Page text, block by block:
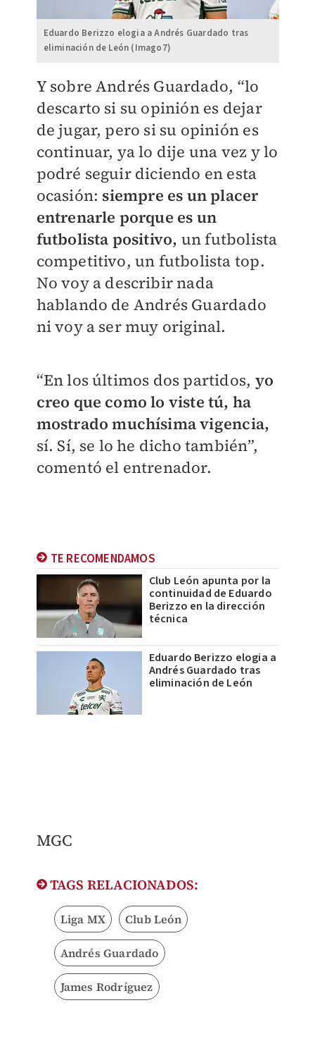
Eduardo Berizzo elogia a Andrés Guardado tras
eliminación de León (Imago7)
Y sobre Andrés Guardado, “lo
descarto si su opinión es dejar
de jugar, pero si su opinión es
continuar, ya lo dije una vez y lo
podré seguir diciendo en esta
ocasión: siempre es un placer
entrenarle porque es un
futbolista positivo, un futbolista
competitivo, un futbolista top.
No voy a describir nada
hablando de Andrés Guardado
ni voy a ser muy original.
“En los últimos dos partidos, yo
creo que como lo viste tú, ha
mostrado muchísima vigencia,
sí. Sí, se lo he dicho también”,
comentó el entrenador.
TE RECOMENDAMOS
Club León apunta por la
continuidad de Eduardo
Berizzo en la dirección
técnica
Eduardo Berizzo elogia a
Andrés Guardado tras
eliminación de León
MGC
TAGS RELACIONADOS:
Liga MX Club León
Andrés Guardado
James Rodríguez